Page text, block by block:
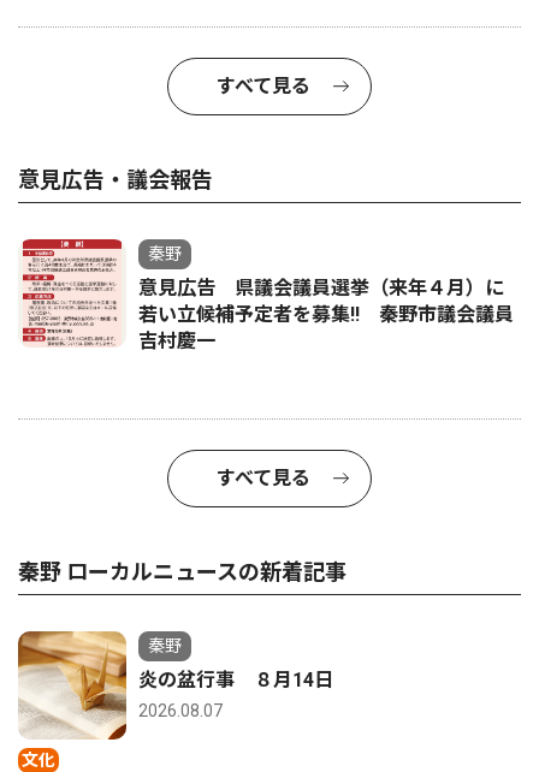
すべて見る
意見広告・議会報告
秦野
意見広告 県議会議員選挙（来年４月）に
若い立候補予定者を募集‼ 秦野市議会議員
吉村慶一
すべて見る
秦野 ローカルニュースの新着記事
文化
秦野
炎の盆行事 ８月14日
2026.08.07